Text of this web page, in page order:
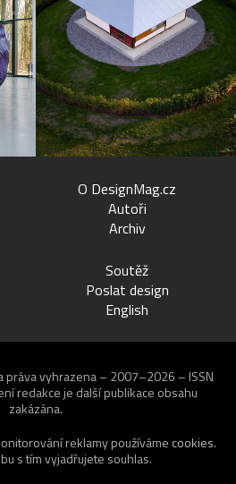
O DesignMag.cz
Autoři
Archiv
Soutěž
Poslat design
English
práva vyhrazena – 2007–2026 – ISSN
redakce je další publikace obsahu
zakázána.
reklamy používáme cookies.
s tím vyjadřujete souhlas.